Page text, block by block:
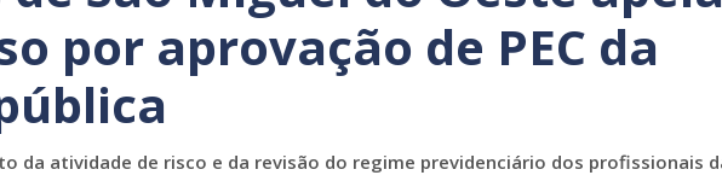
por aprovação de PEC da
da atividade de risco e da revisão do regime previdenciário dos profissionais